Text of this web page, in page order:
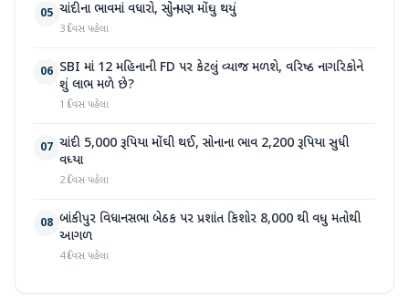
05 ચાંદીના ભાવમાં વધારો, સોનું પણ મોંઘુ થયું
3 દિવસ પહેલા
06 SBI માં 12 મહિનાની FD પર કેટલું વ્યાજ મળશે, વરિષ્ઠ નાગરિકોને
શું લાભ મળે છે?
1 દિવસ પહેલા
07 ચાંદી 5,000 રૂપિયા મોંઘી થઈ, સોનાના ભાવ 2,200 રૂપિયા સુધી
વધ્યા
2 દિવસ પહેલા
08 બાંકીપુર વિધાનસભા બેઠક પર પ્રશાંત કિશોર 8,000 થી વધુ મતોથી
આગળ
4 દિવસ પહેલા